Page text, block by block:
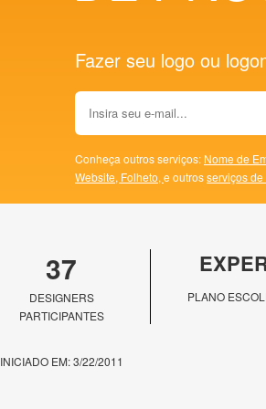
Fazer seu logo ou
Conheça outros serviços: Nome de
Website, Folheto, e outrosserviços
37
DESIGNERS
PARTICIPANTES
PLANO
INICIADO EM: 3/22/2011